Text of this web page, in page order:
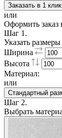
Заказать в 1 клик
или
Оформить заказ
Шаг 1.
Указать
Ширина
Высота
Материал:
или
Стандартный
Шаг 2.
Выбрать